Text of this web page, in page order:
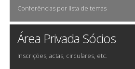
Conferências por lista de temas
Área Privada Sócios
Inscrições, actas, circulares, etc.